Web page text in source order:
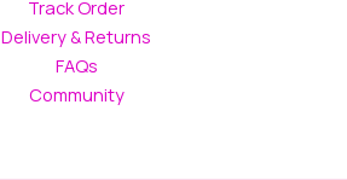
Track Order
Delivery & Returns
FAQs
Community